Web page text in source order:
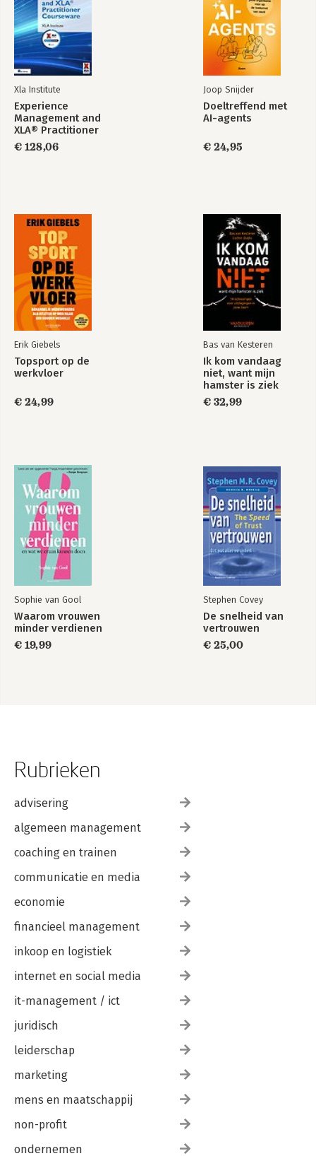
Xla Institute
Experience
Management and
XLA® Practitioner
Courseware
€ 128,06
Joop Snijder
Doeltreffend met
AI-agents
€ 24,95
Erik Giebels
Topsport op de
werkvloer
€ 24,99
Bas van Kesteren
Ik kom vandaag
niet, want mijn
hamster is ziek
€ 32,99
Sophie van Gool
Waarom vrouwen
minder verdienen
€ 19,99
Stephen Covey
De snelheid van
vertrouwen
€ 25,00
Rubrieken
advisering
algemeen management
coaching en trainen
communicatie en media
economie
financieel management
inkoop en logistiek
internet en social media
it-management / ict
juridisch
leiderschap
marketing
mens en maatschappij
non-profit
ondernemen